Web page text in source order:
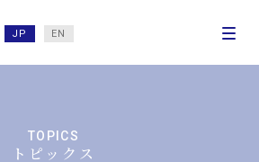
JP EN
TOPICS
トピックス